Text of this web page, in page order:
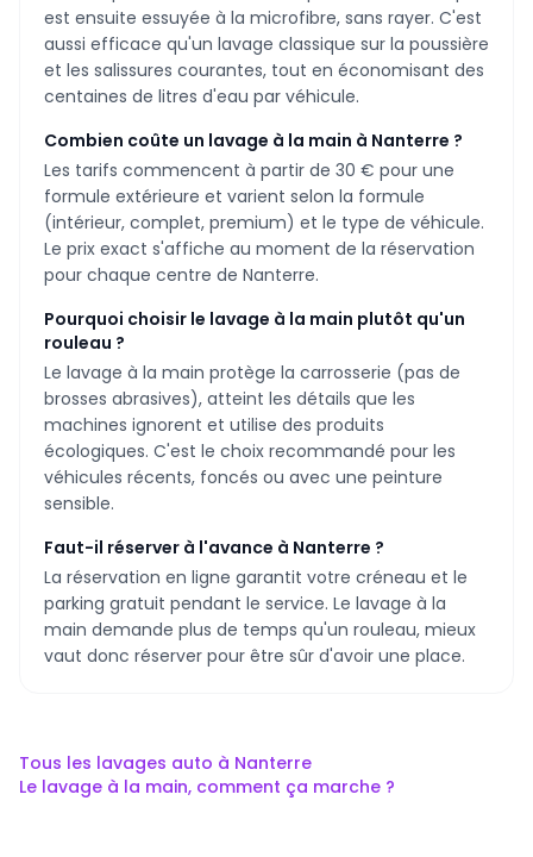
est ensuite essuyée à la microfibre, sans rayer. C'est
aussi efficace qu'un lavage classique sur la poussière
et les salissures courantes, tout en économisant des
centaines de litres d'eau par véhicule.
Combien coûte un lavage à la main à Nanterre ?
Les tarifs commencent à partir de 30 € pour une
formule extérieure et varient selon la formule
(intérieur, complet, premium) et le type de véhicule.
Le prix exact s'affiche au moment de la réservation
pour chaque centre de Nanterre.
Pourquoi choisir le lavage à la main plutôt qu'un
rouleau ?
Le lavage à la main protège la carrosserie (pas de
brosses abrasives), atteint les détails que les
machines ignorent et utilise des produits
écologiques. C'est le choix recommandé pour les
véhicules récents, foncés ou avec une peinture
sensible.
Faut-il réserver à l'avance à Nanterre ?
La réservation en ligne garantit votre créneau et le
parking gratuit pendant le service. Le lavage à la
main demande plus de temps qu'un rouleau, mieux
vaut donc réserver pour être sûr d'avoir une place.
Tous les lavages auto à Nanterre
Le lavage à la main, comment ça marche ?